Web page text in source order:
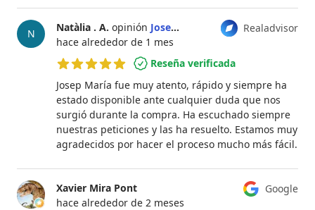
N Realadvisor
Natàlia . A. opinión Josep María Franquesa
hace alrededor de 1 mes
Reseña verificada
5 de 5 estrellas
Josep María fue muy atento, rápido y siempre ha
estado disponible ante cualquier duda que nos
surgió durante la compra. Ha escuchado siempre
nuestras peticiones y las ha resuelto. Estamos muy
agradecidos por hacer el proceso mucho más fácil.
Google
Xavier Mira Pont
hace alrededor de 2 meses